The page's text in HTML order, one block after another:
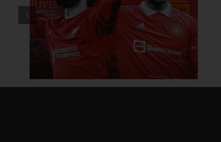
ထိထိရောက်ရောက် ဗိုက်ခေါက်
အဆီတွေ ချဖို့